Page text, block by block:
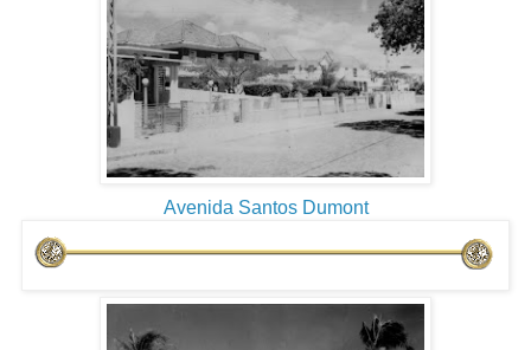
Avenida Santos Dumont